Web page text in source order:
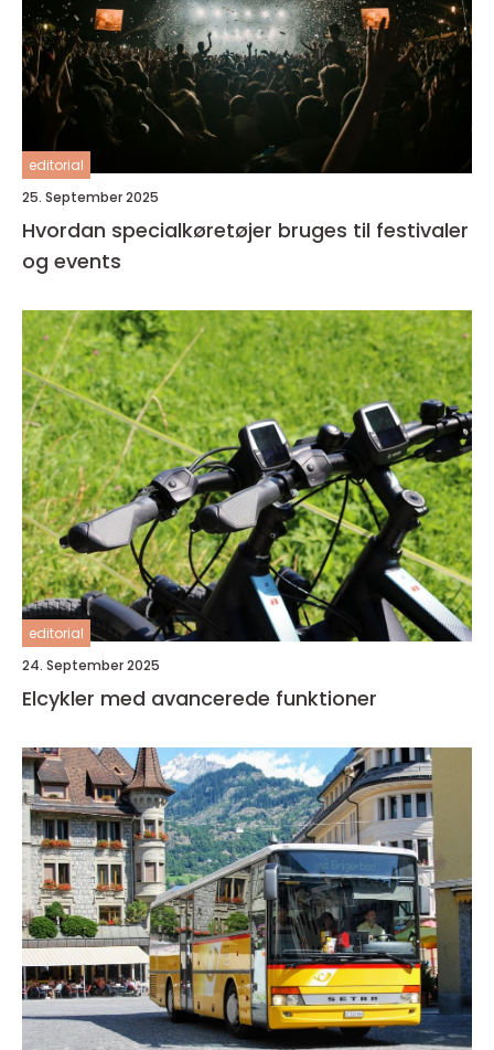
editorial
25. September 2025
Hvordan specialkøretøjer bruges til festivaler
og events
editorial
24. September 2025
Elcykler med avancerede funktioner